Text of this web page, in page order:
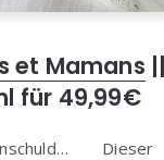
et Mamans
für 49,99€